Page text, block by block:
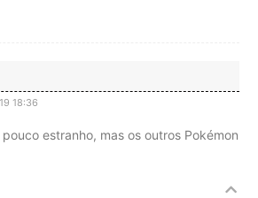
18:36
estranho, mas os outros Pokémon